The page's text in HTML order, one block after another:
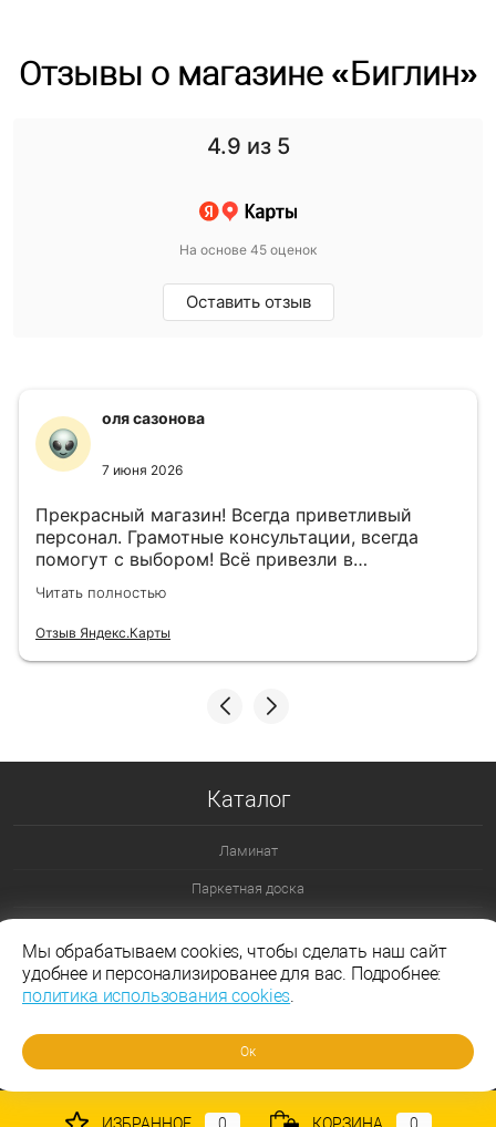
Отзывы о магазине «Биглин»
4.9 из 5
На основе 45 оценок
Оставить отзыв
оля сазонова
7 июня 2026
Прекрасный магазин! Всегда приветливый
персонал. Грамотные консультации, всегда
помогут с выбором! Всё привезли в
назначенный день!
Читать полностью
Отзыв Яндекс.Карты
Каталог
Ламинат
Паркетная доска
Ламинат 33 класс
Ламинат Эггер
Ламинат Таркетт
ИЗБРАННОЕ 0 КОРЗИНА 0
Мы обрабатываем cookies, чтобы сделать наш сайт
удобнее и персонализированее для вас. Подробнее:
политика использования cookies.
Ок